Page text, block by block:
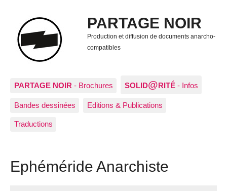
PARTAGE NOIR
Production et diffusion de documents anarcho-
compatibles
PARTAGE NOIR - Brochures SOLID@RITÉ - Infos
Bandes dessinées Editions & Publications
Traductions
Ephéméride Anarchiste